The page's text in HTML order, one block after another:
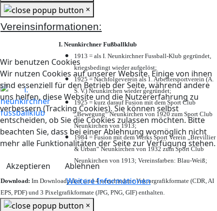
Wir benutzen Cookies
Wir nutzen Cookies auf unserer Website. Einige von ihnen
sind essenziell für den Betrieb der Seite, während andere
uns helfen, diese Website und die Nutzererfahrung zu
verbessern (Tracking Cookies). Sie können selbst
entscheiden, ob Sie die Cookies zulassen möchten. Bitte
beachten Sie, dass bei einer Ablehnung womöglich nicht
mehr alle Funktionalitäten der Seite zur Verfügung stehen.
Akzeptieren
Ablehnen
Weitere Informationen
×
Vereinsinformationen:
I. Neunkirchner Fußballklub
1913 = als I. Neunkirchner Fussball-Klub gegründet,
kriegsbedingt wieder aufgelöst;
1925 = Nachfolgeverein als 1. Arbeitersportverein (A.
S. V.) Neunkirchen wieder gegründet;
1925 = kurz darauf Fusion mit dem Sport Club
„Bewegung“ Neunkirchen von 1920 zum Sport Club
Neunkirchen von 1913;
1984 = Fusion mit dem Werks Sport Verein „Brevillier
& Urban“ Neunkirchen von 1932 zum Sport Club
Neunkirchen von 1913; Vereinsfarben: Blau-Weiß;
Download: Im Downloadpaket sind 4 verschiedene Vektorgrafikformate (CDR, AI
EPS, PDF) und 3 Pixelgrafikformate (JPG, PNG, GIF) enthalten.
×